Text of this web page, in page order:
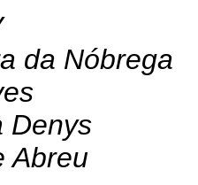
da Nóbrega
Denys
Abreu